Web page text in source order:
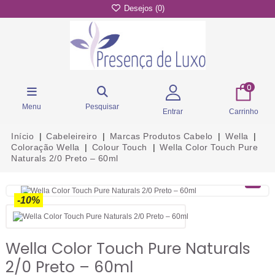
Desejos (0)
Menu Pesquisar
Entrar
0
Carrinho
Início Cabeleireiro Marcas Produtos Cabelo
Wella
Coloração Wella
Colour Touch
Wella Color Touch Pure
Naturals 2/0 Preto – 60ml
-10%
Wella Color Touch Pure Naturals
2/0 Preto – 60ml